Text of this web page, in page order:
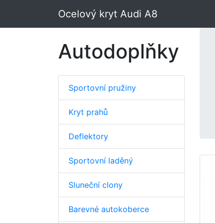
Ocelový kryt Audi A8
Autodoplňky
Sportovní pružiny
Kryt prahů
Deflektory
Sportovní laděný
Sluneční clony
Barevné autokoberce